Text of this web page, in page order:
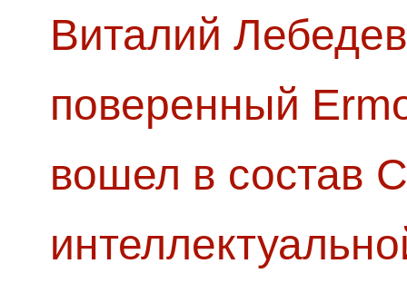
Виталий
поверенный
вошел в состав